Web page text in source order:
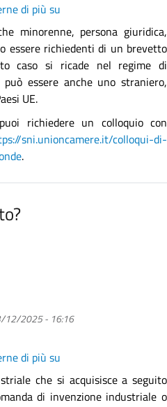
di più su
può
essere
proprietario
di
minorenne, persona giuridica,
essere richiedenti di un brevetto
caso si ricade nel regime di
essere anche uno straniero,
UE.
richiedere un colloquio con
sni.unioncamere.it/colloqui-di-
.
12/2025 - 16:16
di più su
cos’è
un
che si acquisisce a seguito
di invenzione industriale o